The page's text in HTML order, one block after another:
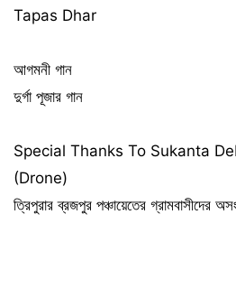
Tapas Dhar
আগমনী গান
দুর্গা পূজার গান
Special Thanks To Sukanta
(Drone)
ত্রিপুরার ব্রজপুর পঞ্চায়েতের গ্রামবাসীদের